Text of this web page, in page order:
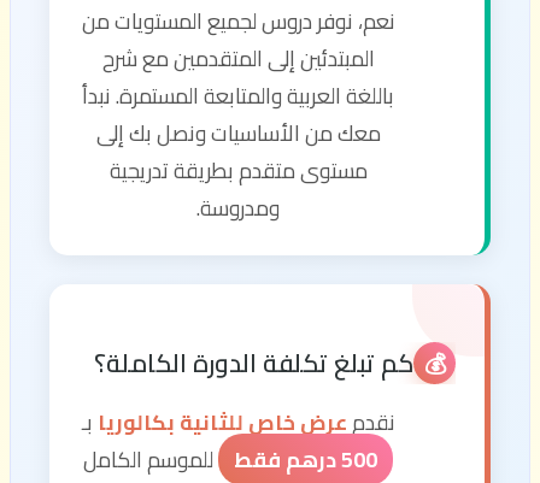
نعم، نوفر دروس لجميع المستويات من
المبتدئين إلى المتقدمين مع شرح
باللغة العربية والمتابعة المستمرة. نبدأ
معك من الأساسيات ونصل بك إلى
مستوى متقدم بطريقة تدريجية
ومدروسة.
💰 كم تبلغ تكلفة الدورة الكاملة؟
نقدمعرض خاص للثانية بكالوريا بـ
500 درهم فقط
للموسم الكامل